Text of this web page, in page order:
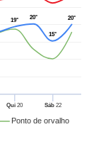
Ponto de orvalho
Qui 20 Sáb22
19° 20°
15°
20°